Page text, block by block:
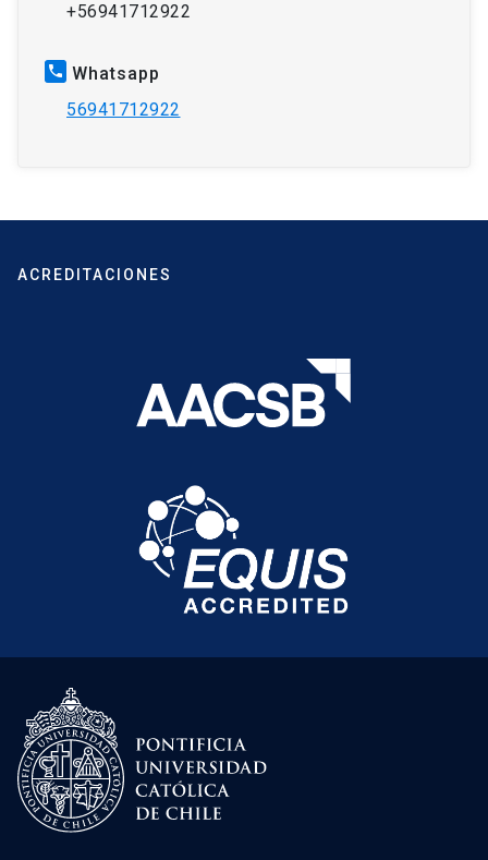
+56941712922
phone Whatsapp
56941712922
ACREDITACIONES